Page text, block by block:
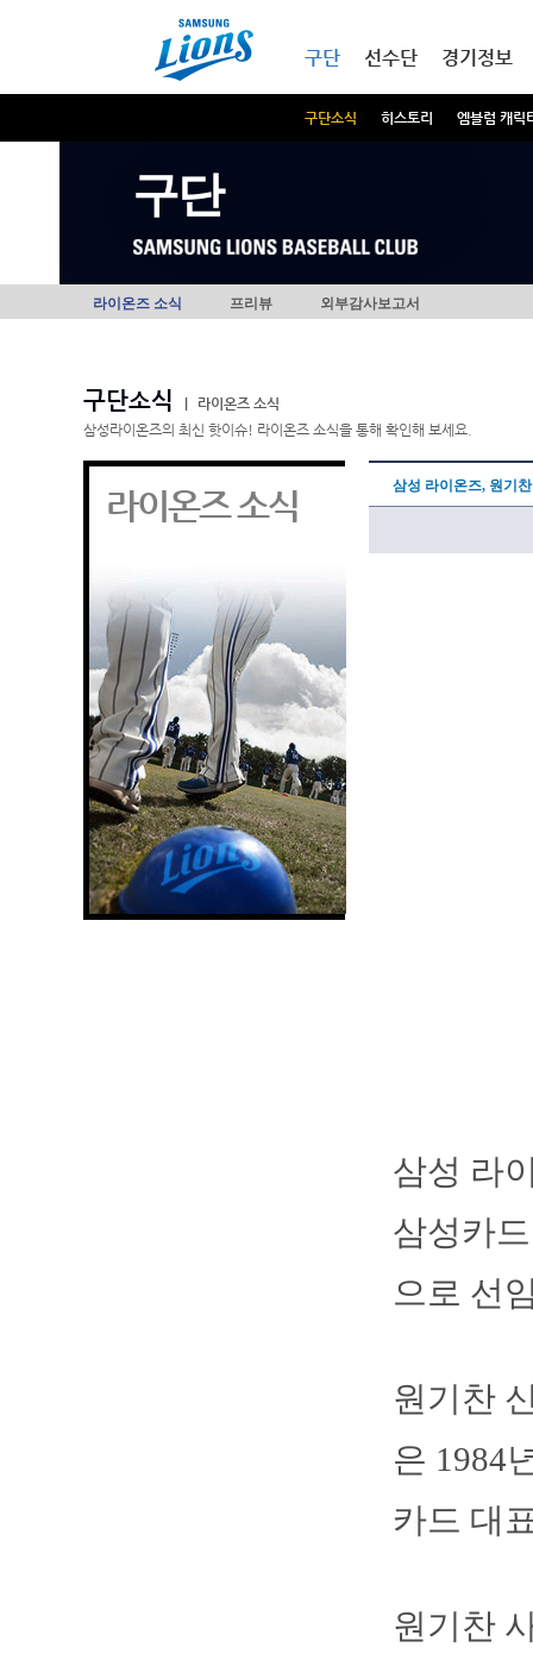
구단
구단소식 히스토리 엠블럼 캐릭
선수단 경기정보
구단
라이온즈 소식 프리뷰 외부감사보고서
구단소식
라이온즈 소식
삼성라이온즈의 최신 핫이슈! 라이온즈 소식을 통해 확인해 보세요.
라이온즈 소식 삼성 라이온즈, 원기
삼성 라
삼성카
으로 선
원기찬
은 1984
카드 대
원기찬